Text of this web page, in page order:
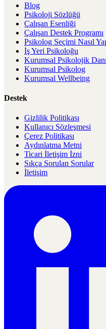
Blog
Psikoloji Sözlüğü
Çalışan Esenliği
Çalışan Destek Programı
Psikolog Seçimi Nasıl
İş Yeri Psikoloğu
Kurumsal Psikolojik
Kurumsal Psikolog
Kurumsal Wellbeing
Destek
Gizlilik Politikası
Kullanıcı Sözleşmesi
Çerez Politikası
Aydınlatma Metni
Ticari İletişim İzni
Sıkça Sorulan Sorular
İletişim